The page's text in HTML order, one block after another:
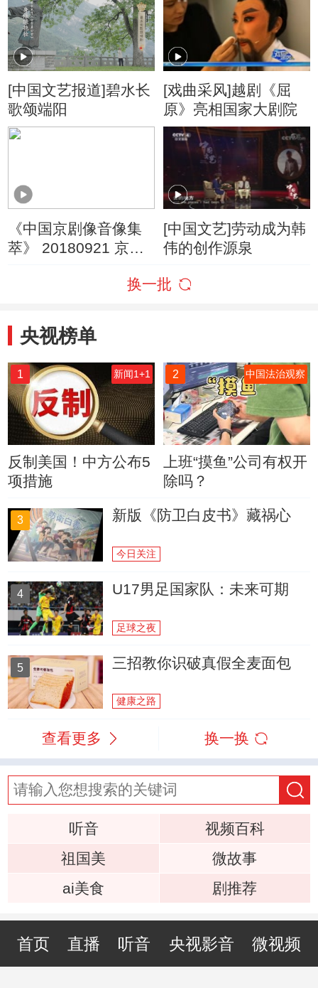
[中国文艺报道]碧水长
歌颂端阳
[戏曲采风]越剧《屈
原》亮相国家大剧院
《中国京剧像音像集
萃》 20180921 京剧
[中国文艺]劳动成为韩
伟的创作源泉
换一批
央视榜单
1 新闻1+1
反制美国！中方公布5
项措施
2 中国法治观察
上班“摸鱼”公司有权开
除吗？
3 新版《防卫白皮书》藏祸心
今日关注
4 U17男足国家队：未来可期
足球之夜
5 三招教你识破真假全麦面包
健康之路
查看更多 换一换
听音
视频百科
祖国美
微故事
ai美食
剧推荐
首页 直播 听音 央视影音 微视频